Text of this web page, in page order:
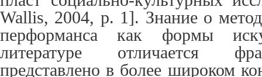
Wallis, 2004, p. 1]. Знание о
перформанса как формы
литературе отличается
представлено в более широком